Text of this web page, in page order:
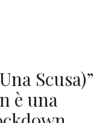
Scusa)”
è una